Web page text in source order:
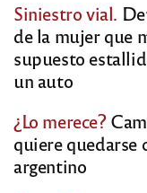
Siniestro vial.
de la mujer que
supuesto
un auto
¿Lo merece?
quiere quedarse
argentino